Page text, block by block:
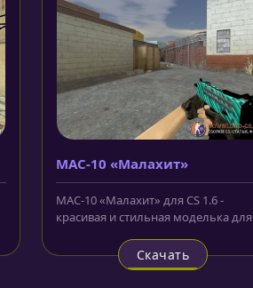
MAC-10 «Малахит»
MAC-10 «Малахит» для CS 1.6 -
красивая и стильная моделька для
скачать...
Скачать